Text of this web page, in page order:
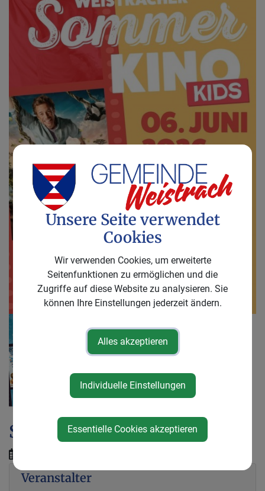
Sommerkino
Veranstalter
Unsere Seite verwendet
Cookies
Wir verwenden Cookies, um erweiterte
Seitenfunktionen zu ermöglichen und die
Zugriffe auf diese Website zu analysieren. Sie
können Ihre Einstellungen jederzeit ändern.
Alles akzeptieren
Individuelle Einstellungen
Essentielle Cookies akzeptieren